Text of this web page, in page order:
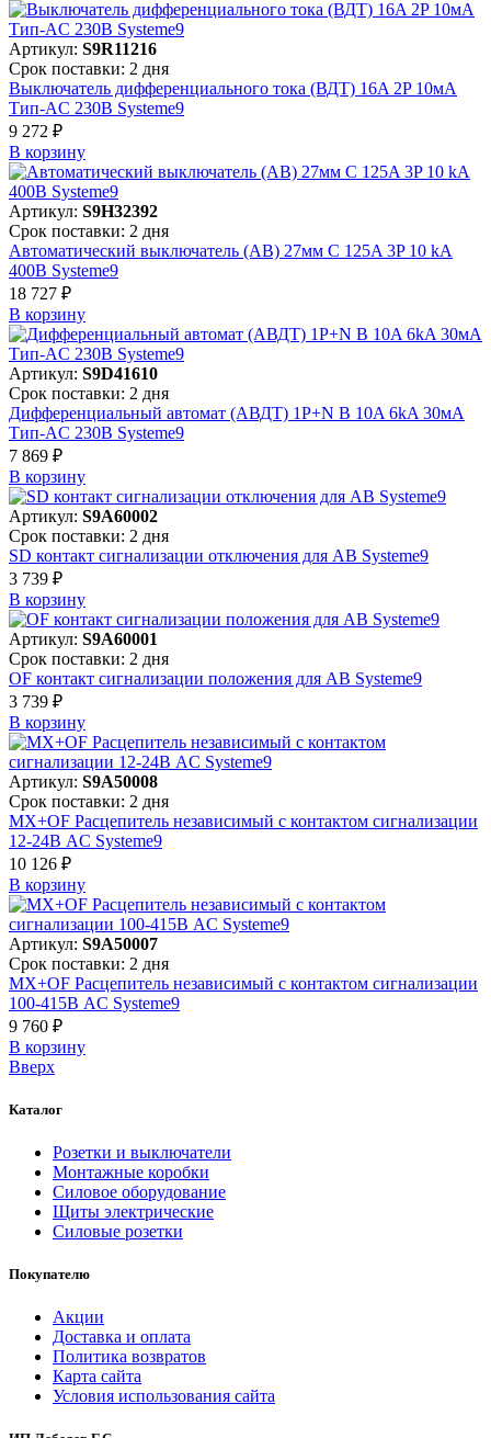
Артикул: S9R11216
Срок поставки: 2 дня
Выключатель дифференциального тока (ВДТ) 16A 2P 10мА
Тип-AC 230В Systeme9
9 272 ₽
В корзинy
Артикул: S9H32392
Срок поставки: 2 дня
Автоматический выключатель (АВ) 27мм C 125A 3P 10 kA
400В Systeme9
18 727 ₽
В корзинy
Артикул: S9D41610
Срок поставки: 2 дня
Дифференциальный автомат (АВДТ) 1P+N B 10A 6kA 30мА
Тип-AC 230В Systeme9
7 869 ₽
В корзинy
Артикул: S9A60002
Срок поставки: 2 дня
SD контакт сигнализации отключения для АВ Systeme9
3 739 ₽
В корзинy
Артикул: S9A60001
Срок поставки: 2 дня
OF контакт сигнализации положения для АВ Systeme9
3 739 ₽
В корзинy
Артикул: S9A50008
Срок поставки: 2 дня
MX+OF Расцепитель независимый с контактом сигнализации
12-24В AC Systeme9
10 126 ₽
В корзинy
Артикул: S9A50007
Срок поставки: 2 дня
MX+OF Расцепитель независимый с контактом сигнализации
100-415В AC Systeme9
9 760 ₽
В корзинy
Вверх
Каталог
Розетки и выключатели
Монтажные коробки
Силовое оборудование
Щиты электрические
Силовые розетки
Покупателю
Акции
Доставка и оплата
Политика возвратов
Карта сайта
Условия использования сайта